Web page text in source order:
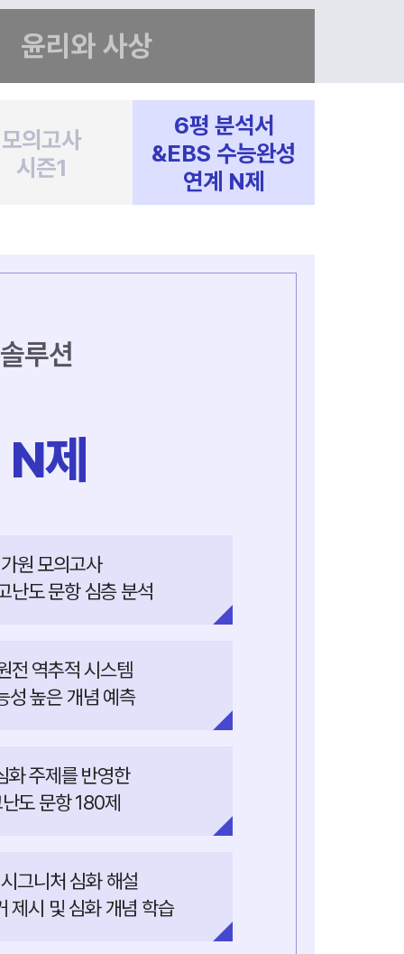
윤리와 사상
모의고사
시즌1
6평 분석서
&EBS 수능완성
연계 N제
루션
N제
원 모의고사
난도 문항 심층 분석
전 역추적 시스템
높은 개념 예측
화 주제를 반영한
도 문항 180제
그니처 심화 해설
제시 및 심화 개념 학습